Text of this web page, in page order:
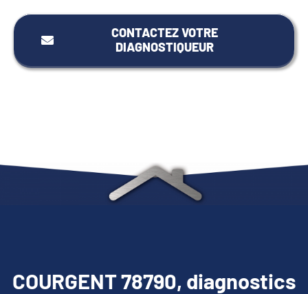
CONTACTEZ VOTRE
DIAGNOSTIQUEUR
COURGENT 78790, diagnostics